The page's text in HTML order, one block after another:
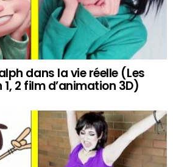
dans la vie réelle (Les
2 film d’animation 3D)